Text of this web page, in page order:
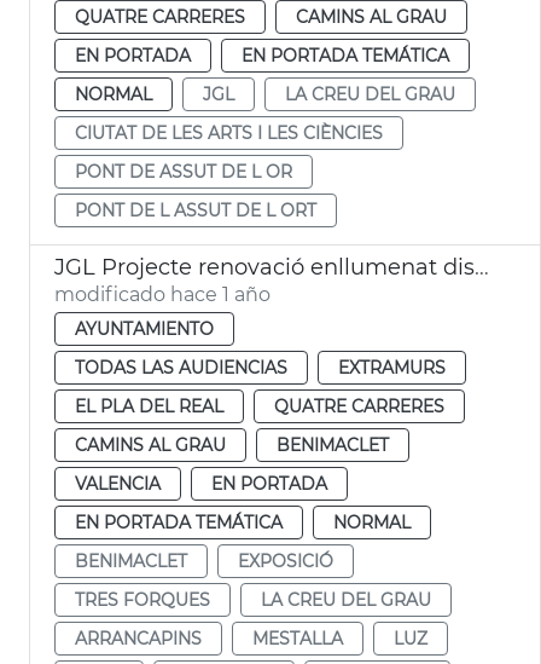
QUATRE CARRERES
CAMINS AL GRAU
EN PORTADA
EN PORTADA TEMÁTICA
NORMAL
JGL
LA CREU DEL GRAU
CIUTAT DE LES ARTS I LES CIÈNCIES
PONT DE ASSUT DE L OR
PONT DE L ASSUT DE L ORT
JGL Projecte renovació enllumenat districtes València
modificado hace 1 año
AYUNTAMIENTO
TODAS LAS AUDIENCIAS
EXTRAMURS
EL PLA DEL REAL
QUATRE CARRERES
CAMINS AL GRAU
BENIMACLET
VALENCIA
EN PORTADA
EN PORTADA TEMÁTICA
NORMAL
BENIMACLET
EXPOSICIÓ
TRES FORQUES
LA CREU DEL GRAU
ARRANCAPINS
MESTALLA
LUZ